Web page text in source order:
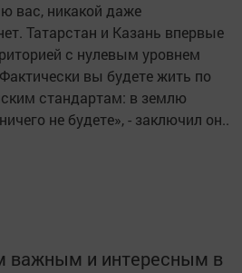
вас, никакой даже
Татарстан и Казань впервые
с нулевым уровнем
вы будете жить по
стандартам: в землю
не будете», - заключил он..
важным и интересным в